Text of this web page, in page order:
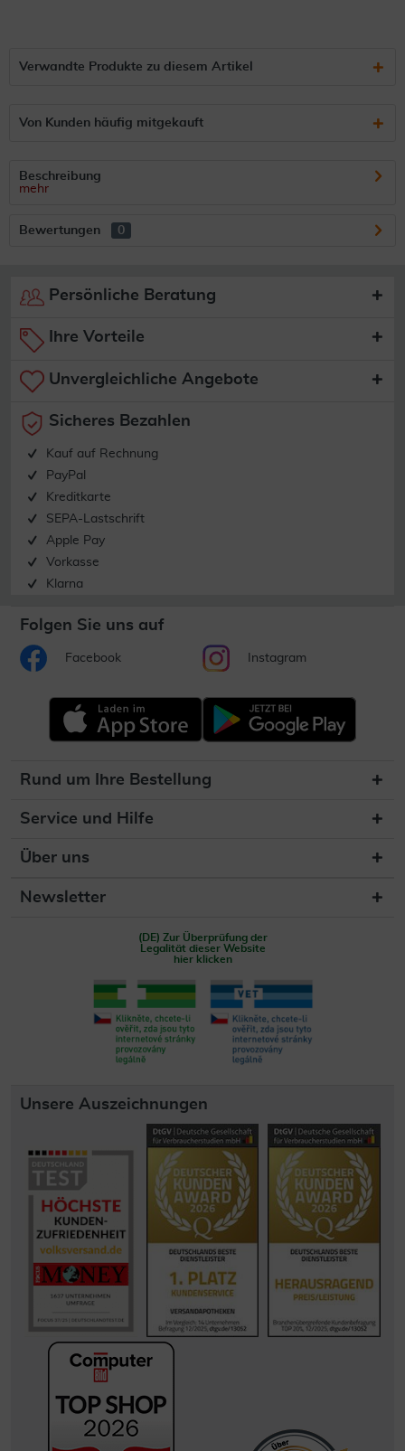
Verwandte Produkte zu diesem Artikel
Von Kunden häufig mitgekauft
Beschreibung
mehr
Bewertungen 0
Persönliche Beratung
Ihre Vorteile
Unvergleichliche Angebote
Sicheres Bezahlen
Kauf auf Rechnung
PayPal
Kreditkarte
SEPA-Lastschrift
Apple Pay
Vorkasse
Klarna
Folgen Sie uns auf
Facebook Instagram
Rund um Ihre Bestellung
Service und Hilfe
Über uns
Newsletter
(DE) Zur Überprüfung der
Legalität dieser Website
hier klicken
Unsere Auszeichnungen